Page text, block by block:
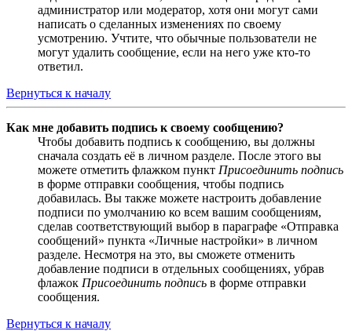
администратор или модератор, хотя они могут сами
написать о сделанных изменениях по своему
усмотрению. Учтите, что обычные пользователи не
могут удалить сообщение, если на него уже кто-то
ответил.
Вернуться к началу
Как мне добавить подпись к своему сообщению?
Чтобы добавить подпись к сообщению, вы должны
сначала создать её в личном разделе. После этого вы
можете отметить флажком пункт Присоединить подпись
в форме отправки сообщения, чтобы подпись
добавилась. Вы также можете настроить добавление
подписи по умолчанию ко всем вашим сообщениям,
сделав соответствующий выбор в параграфе «Отправка
сообщений» пункта «Личные настройки» в личном
разделе. Несмотря на это, вы сможете отменить
добавление подписи в отдельных сообщениях, убрав
флажок Присоединить подпись в форме отправки
сообщения.
Вернуться к началу